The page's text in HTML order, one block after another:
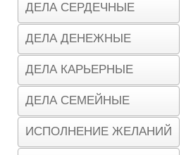
ДЕЛА СЕРДЕЧНЫЕ
ДЕЛА ДЕНЕЖНЫЕ
ДЕЛА КАРЬЕРНЫЕ
ДЕЛА СЕМЕЙНЫЕ
ИСПОЛНЕНИЕ ЖЕЛАНИЙ